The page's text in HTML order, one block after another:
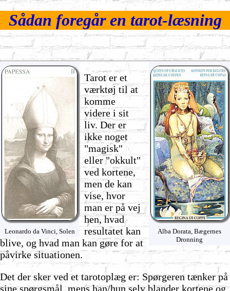
Sådan foregår en tarot-læsning
Leonardo da Vinci, Solen
Alba Dorata, Bægernes
Dronning
Tarot er et
værktøj til at
komme
videre i sit
liv. Der er
ikke noget
"magisk"
eller "okkult"
ved kortene,
men de kan
vise, hvor
man er på vej
hen, hvad
resultatet kan
blive, og hvad man kan gøre for at
påvirke situationen.
Det der sker ved et tarotoplæg er: Spørgeren tænker på
sine spørgsmål, mens han/hun selv blander kortene og